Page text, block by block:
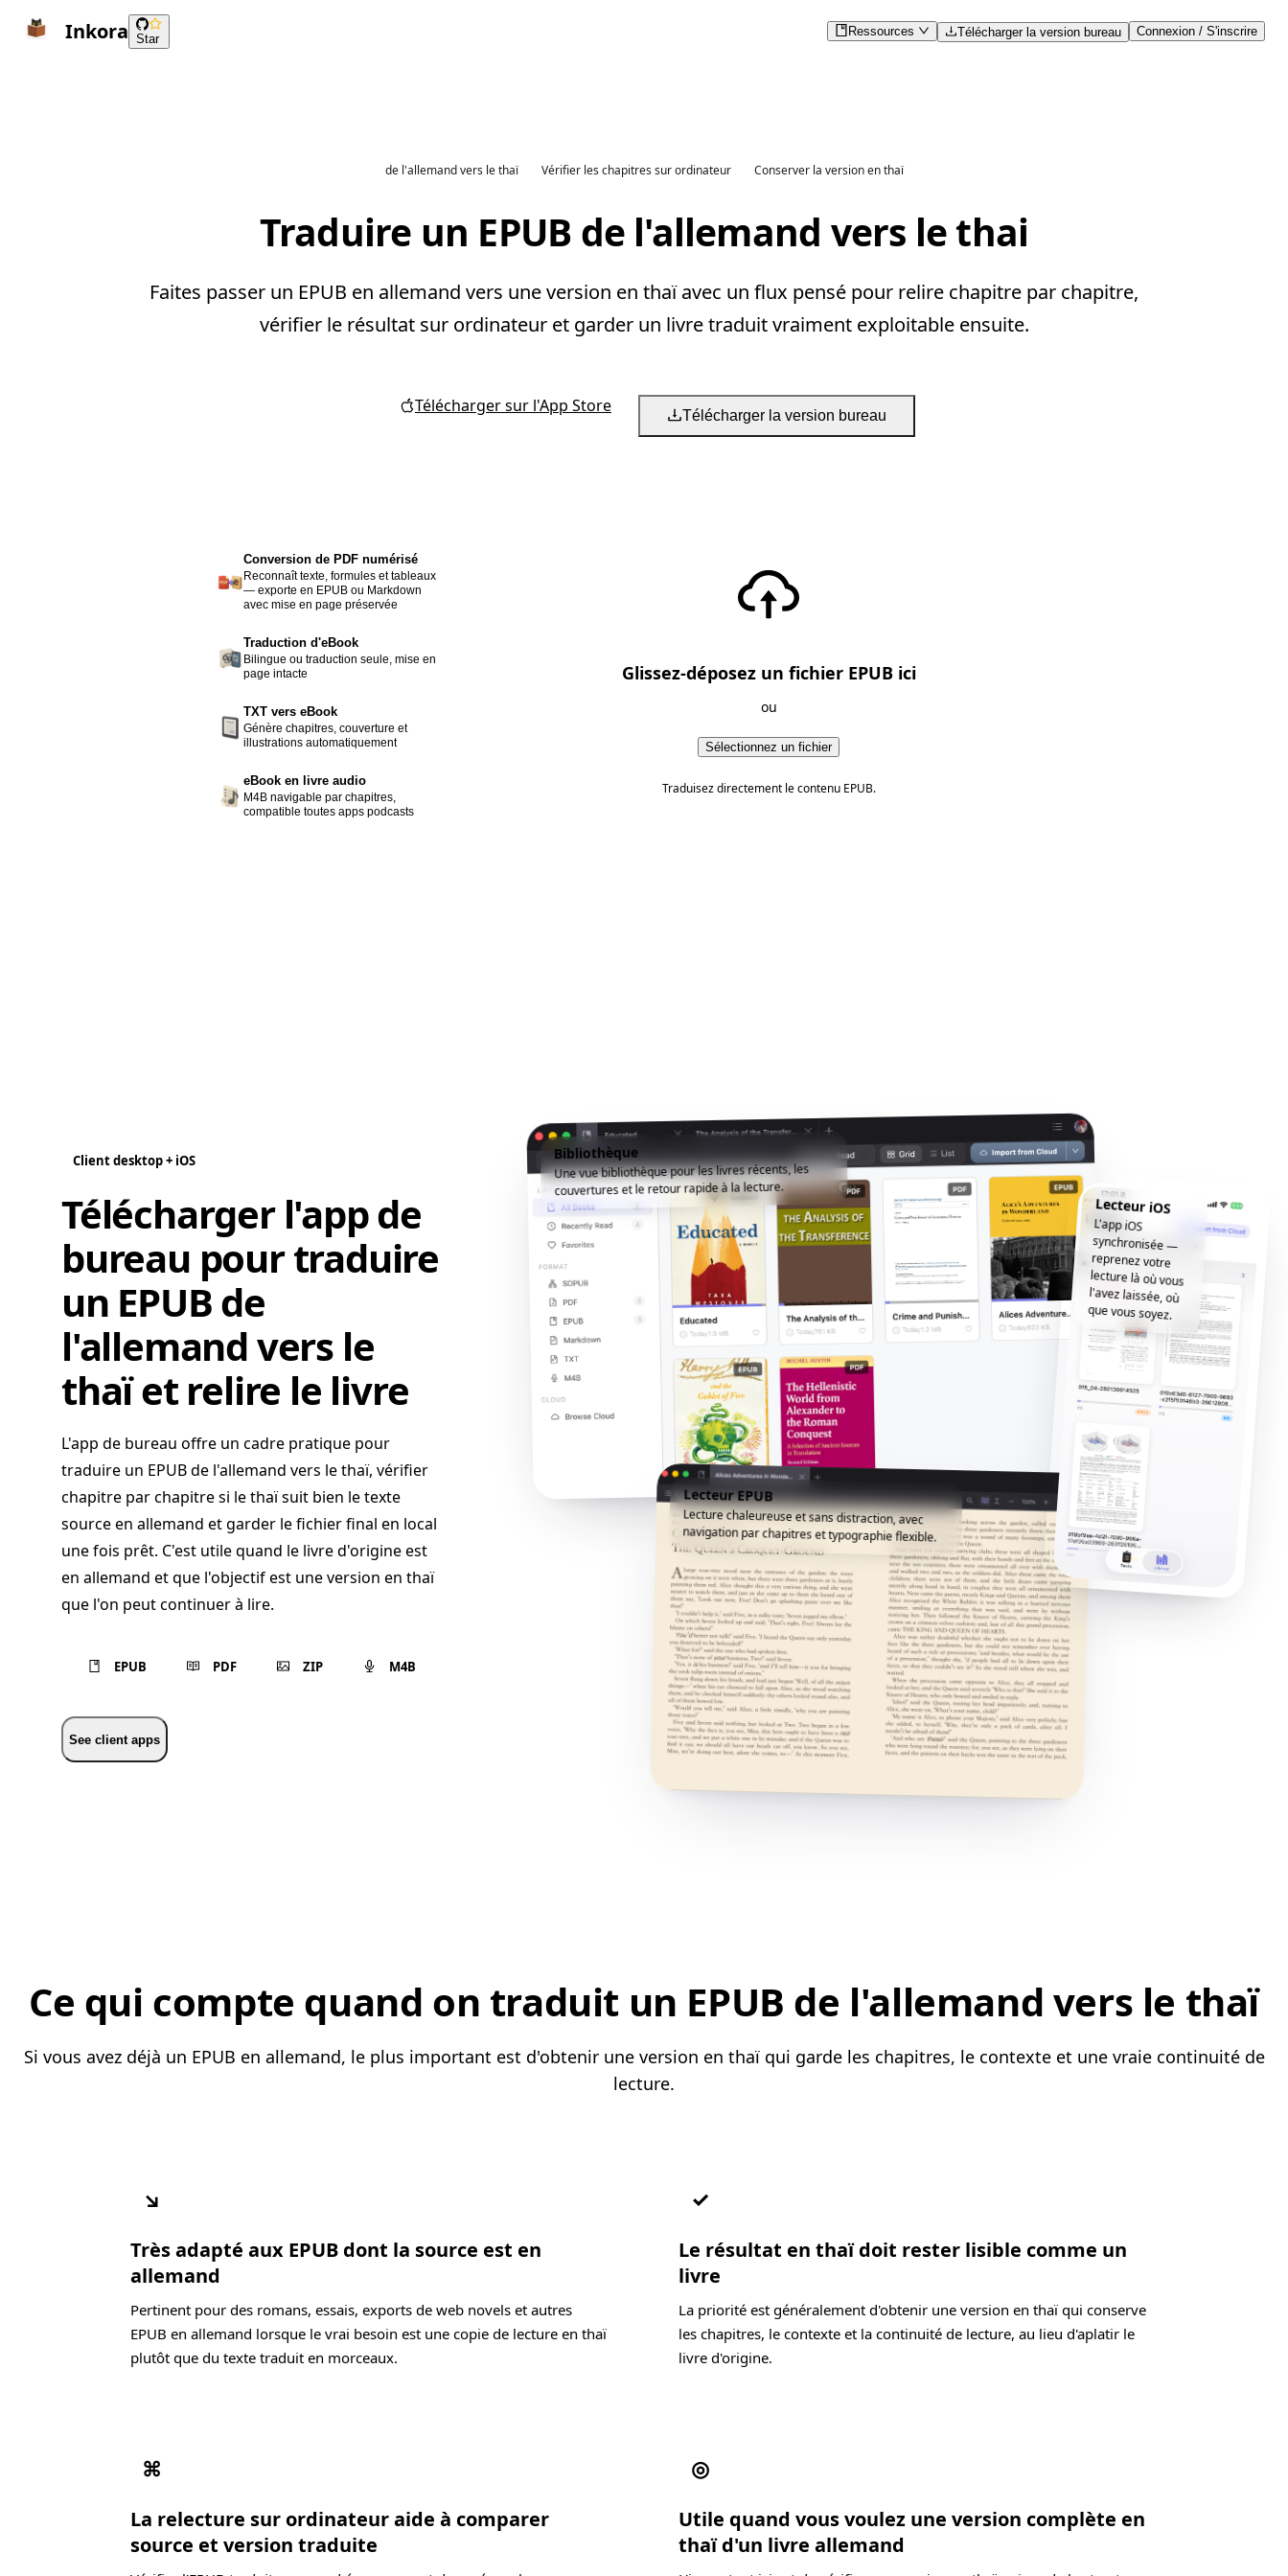
Inkora Star
Ressources Télécharger la version bureau Connexion / S'inscrire
de l'allemand vers le thaï Vérifier les chapitres sur ordinateur Conserver la version en thaï
Traduire un EPUB de l'allemand vers le thai
Faites passer un EPUB en allemand vers une version en thaï avec un flux pensé pour relire chapitre par chapitre,
vérifier le résultat sur ordinateur et garder un livre traduit vraiment exploitable ensuite.
Télécharger sur l'App Store Télécharger la version bureau
Conversion de PDF numérisé
Reconnaît texte, formules et tableaux
— exporte en EPUB ou Markdown
avec mise en page préservée
Traduction d'eBook
Bilingue ou traduction seule, mise en
page intacte
TXT vers eBook
Génère chapitres, couverture et
illustrations automatiquement
eBook en livre audio
M4B navigable par chapitres,
compatible toutes apps podcasts
Glissez-déposez un fichier EPUB ici
ou
Sélectionnez un fichier
Traduisez directement le contenu EPUB.
Client desktop + iOS
Télécharger l'app de
bureau pour traduire
un EPUB de
l'allemand vers le
thaï et relire le livre
L'app de bureau offre un cadre pratique pour
traduire un EPUB de l'allemand vers le thaï, vérifier
chapitre par chapitre si le thaï suit bien le texte
source en allemand et garder le fichier final en local
une fois prêt. C'est utile quand le livre d'origine est
en allemand et que l'objectif est une version en thaï
que l'on peut continuer à lire.
EPUB PDF ZIP M4B
See client apps
Bibliothèque
Une vue bibliothèque pour les livres récents, les
couvertures et le retour rapide à la lecture.
Lecteur EPUB
Lecture chaleureuse et sans distraction, avec
navigation par chapitres et typographie flexible.
Lecteur iOS
L'app iOS
synchronisée —
reprenez votre
lecture là où vous
l'avez laissée, où
que vous soyez.
Ce qui compte quand on traduit un EPUB de l'allemand vers le thaï
Si vous avez déjà un EPUB en allemand, le plus important est d'obtenir une version en thaï qui garde les chapitres, le contexte et une vraie continuité de
lecture.
↘
Très adapté aux EPUB dont la source est en
allemand
Pertinent pour des romans, essais, exports de web novels et autres
EPUB en allemand lorsque le vrai besoin est une copie de lecture en thaï
plutôt que du texte traduit en morceaux.
✓
Le résultat en thaï doit rester lisible comme un
livre
La priorité est généralement d'obtenir une version en thaï qui conserve
les chapitres, le contexte et la continuité de lecture, au lieu d'aplatir le
livre d'origine.
⌘
La relecture sur ordinateur aide à comparer
source et version traduite
◎
Utile quand vous voulez une version complète en
thaï d'un livre allemand